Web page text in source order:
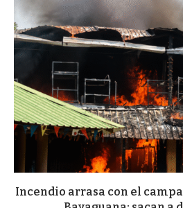
Incendio arrasa con el